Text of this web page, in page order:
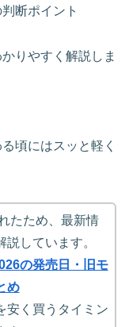
断ポイント
りやすく解説しま
頃にはスッと軽く
たため、最新情
しています。
の発売日・旧モ
め
安く買うタイミン